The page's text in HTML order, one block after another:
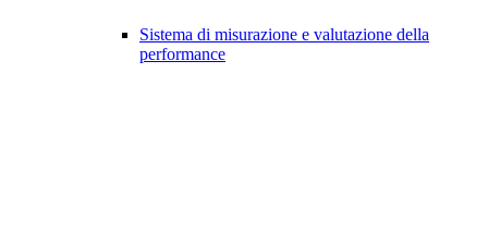
Sistema di misurazione e valutazione della
performance